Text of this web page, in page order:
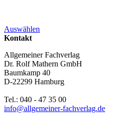
Auswählen
Kontakt
Allgemeiner Fachverlag
Dr. Rolf Mathern GmbH
Baumkamp 40
D-22299 Hamburg
Tel.: 040 - 47 35 00
info@allgemeiner-fachverlag.de